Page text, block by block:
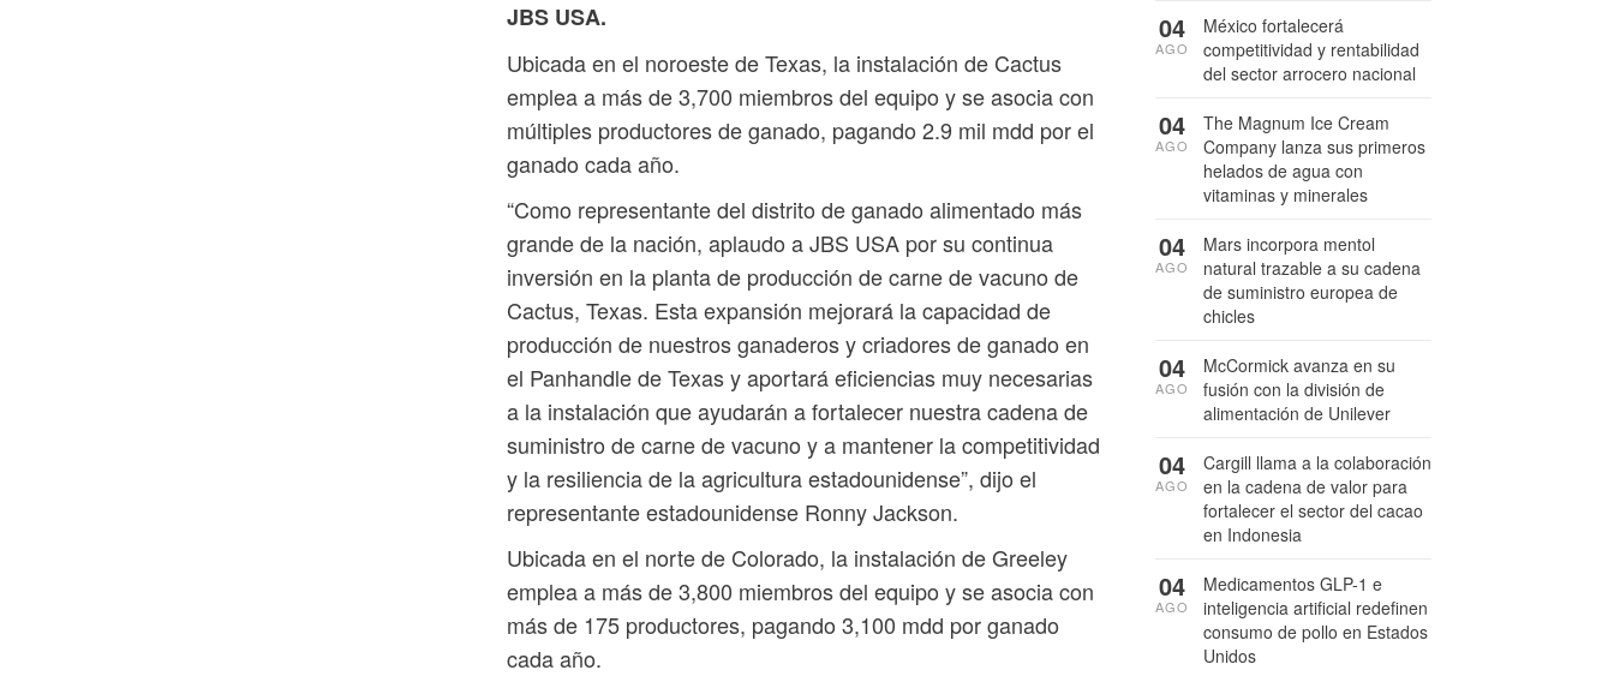
JBS USA.
Ubicada en el noroeste de Texas, la instalación de Cactus
emplea a más de 3,700 miembros del equipo y se asocia con
múltiples productores de ganado, pagando 2.9 mil mdd por el
ganado cada año.
“Como representante del distrito de ganado alimentado más
grande de la nación, aplaudo a JBS USA por su continua
inversión en la planta de producción de carne de vacuno de
Cactus, Texas. Esta expansión mejorará la capacidad de
producción de nuestros ganaderos y criadores de ganado en
el Panhandle de Texas y aportará eficiencias muy necesarias
a la instalación que ayudarán a fortalecer nuestra cadena de
suministro de carne de vacuno y a mantener la competitividad
y la resiliencia de la agricultura estadounidense”, dijo el
representante estadounidense Ronny Jackson.
Ubicada en el norte de Colorado, la instalación de Greeley
emplea a más de 3,800 miembros del equipo y se asocia con
más de 175 productores, pagando 3,100 mdd por ganado
cada año.
México fortalecerá
competitividad y rentabilidad
del sector arrocero nacional
04
AGO
The Magnum Ice Cream
Company lanza sus primeros
helados de agua con
vitaminas y minerales
04
AGO
Mars incorpora mentol
natural trazable a su cadena
de suministro europea de
chicles
04
AGO
McCormick avanza en su
fusión con la división de
alimentación de Unilever
04
AGO
Cargill llama a la colaboración
en la cadena de valor para
fortalecer el sector del cacao
en Indonesia
04
AGO
Medicamentos GLP-1 e
inteligencia artificial redefinen
consumo de pollo en Estados
Unidos
04
AGO